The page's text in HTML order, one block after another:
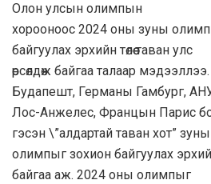
Олон улсын олимпын
хорооноос 2024 оны зуны
байгуулах эрхийн төлөө таван улс
өрсөлдөж байгаа талаар
Будапешт, Германы Гамбург,
Лос-Анжелес, Францын Парис
гэсэн \”алдартай таван хот” зуны
олимпыг зохион байгуулах эрхийг
байгаа аж. 2024 оны олимпыг